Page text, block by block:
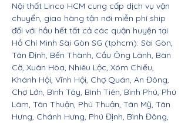
Nội thất Linco HCM cung cấp dịch vụ vận
chuyển, giao hàng tận nơi miễn phí ship
đối với hầu hết tất cả các quận huyện tại
Hồ Chí Minh Sài Gòn SG (tphcm): Sài Gòn,
Tân Định, Bến Thành, Cầu Ông Lãnh, Bàn
Cờ, Xuân Hòa, Nhiêu Lộc, Xóm Chiếu,
Khánh Hội, Vĩnh Hội, Chợ Quán, An Đông,
Chợ Lớn, Bình Tây, Bình Tiên, Bình Phú, Phú
Lâm, Tân Thuận, Phú Thuận, Tân Mỹ, Tân
Hưng, Chánh Hưng, Phú Định, Bình Đông,